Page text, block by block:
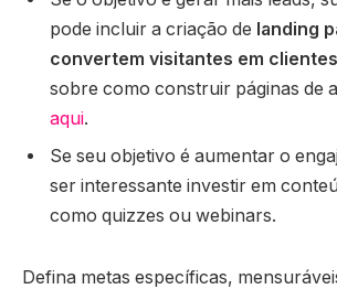
pode incluir a criação de landing
convertem visitantes em clientes
sobre como construir páginas de
aqui.
Se seu objetivo é aumentar o
ser interessante investir em
como quizzes ou webinars.
Defina metas específicas,